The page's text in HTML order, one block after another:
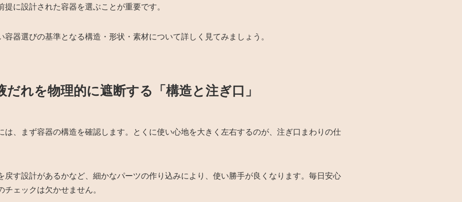
提に設計された容器を選ぶことが重要です。
容器選びの基準となる構造・形状・素材について詳しく見てみましょう。
だれを物理的に遮断する「構造と注ぎ口」
は、まず容器の構造を確認します。とくに使い心地を大きく左右するのが、注ぎ口まわりの仕
戻す設計があるかなど、細かなパーツの作り込みにより、使い勝手が良くなります。毎日安心
チェックは欠かせません。